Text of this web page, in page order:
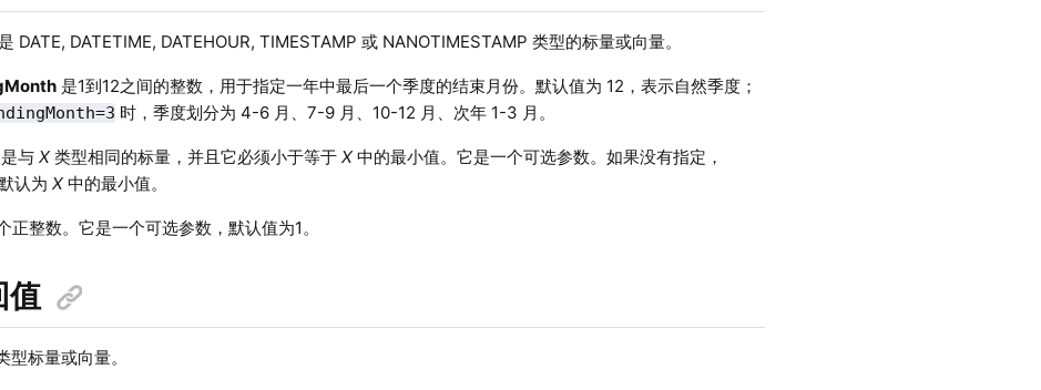
DATE, DATETIME, DATEHOUR, TIMESTAMP 或 NANOTIMESTAMP 类型的标量或向量。
是1到12之间的整数，用于指定一年中最后一个季度的结束月份。默认值为 12，表示自然季度；
时，季度划分为 4-6 月、7-9 月、10-12 月、次年 1-3 月。
是与X 类型相同的标量，并且它必须小于等于X 中的最小值。它是一个可选参数。如果没有指定，
认为X 中的最小值。
正整数。它是一个可选参数，默认值为1。
值
型标量或向量。